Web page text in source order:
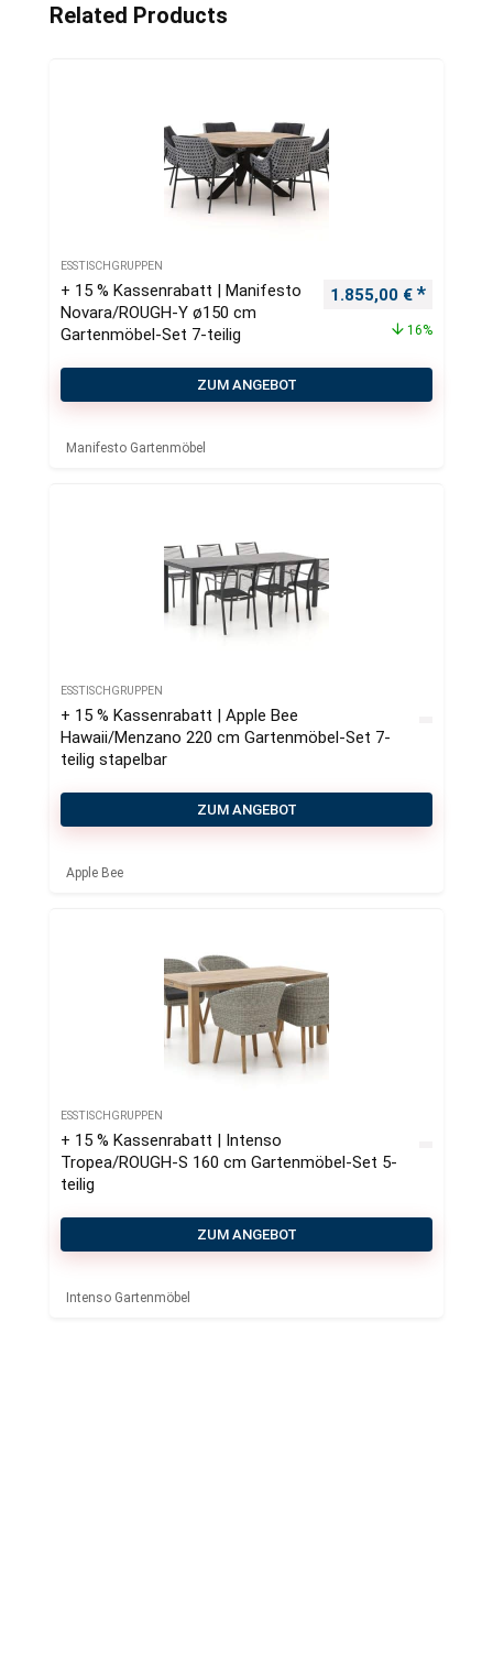
Related Products
ESSTISCHGRUPPEN
+ 15 % Kassenrabatt | Manifesto
Novara/ROUGH-Y ø150 cm
Gartenmöbel-Set 7-teilig
Ursprünglicher
1.855,00 €
16%
ZUM ANGEBOT
Manifesto Gartenmöbel
ESSTISCHGRUPPEN
+ 15 % Kassenrabatt | Apple Bee
Hawaii/Menzano 220 cm Gartenmöbel-Set 7-
teilig stapelbar
ZUM ANGEBOT
Apple Bee
ESSTISCHGRUPPEN
+ 15 % Kassenrabatt | Intenso
Tropea/ROUGH-S 160 cm Gartenmöbel-Set 5-
teilig
ZUM ANGEBOT
Intenso Gartenmöbel